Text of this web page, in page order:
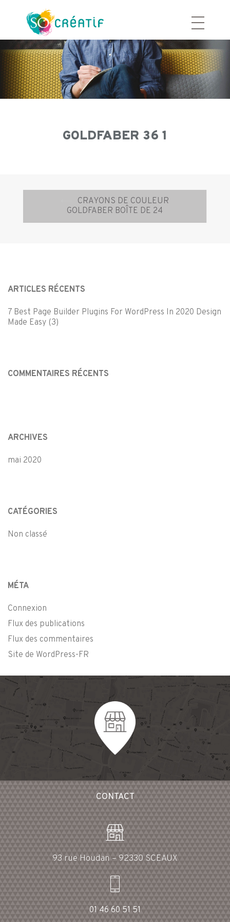
contenu
GOLDFABER 36 1
NavigationCRAYONS DE COULEUR
GOLDFABER BOÎTE DE 24
ARTICLES RÉCENTS
7 Best Page Builder Plugins For WordPress In 2020 Design
Made Easy (3)
COMMENTAIRES RÉCENTS
ARCHIVES
mai 2020
CATÉGORIES
Non classé
MÉTA
Connexion
Flux des publications
Flux des commentaires
Site de WordPress-FR
CONTACT
93 rue Houdan – 92330 SCEAUX
01 46 60 51 51